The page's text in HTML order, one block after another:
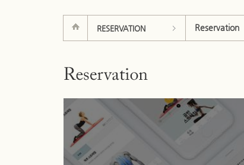
RESERVATION Reservation